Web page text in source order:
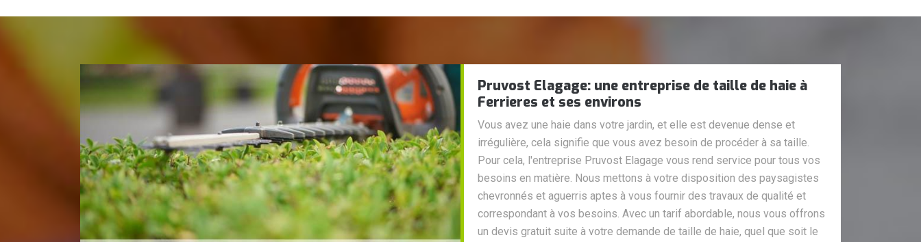
Pruvost Elagage: une entreprise de taille de haie à
Ferrieres et ses environs
Vous avez une haie dans votre jardin, et elle est devenue dense et
irrégulière, cela signifie que vous avez besoin de procéder à sa taille.
Pour cela, l'entreprise Pruvost Elagage vous rend service pour tous vos
besoins en matière. Nous mettons à votre disposition des paysagistes
chevronnés et aguerris aptes à vous fournir des travaux de qualité et
correspondant à vos besoins. Avec un tarif abordable, nous vous offrons
un devis gratuit suite à votre demande de taille de haie, quel que soit le